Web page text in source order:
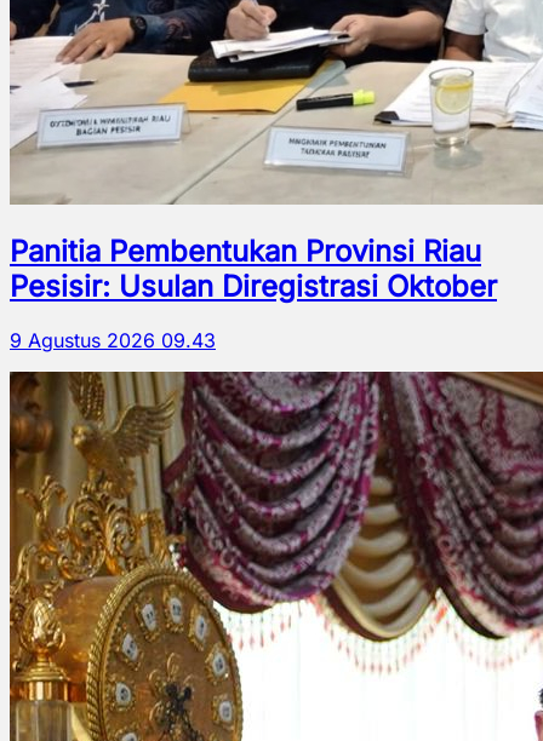
Panitia Pembentukan Provinsi Riau
Pesisir: Usulan Diregistrasi Oktober
9 Agustus 2026 09.43